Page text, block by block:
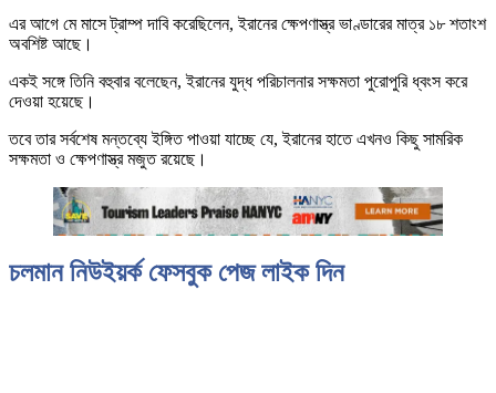
এর আগে মে মাসে ট্রাম্প দাবি করেছিলেন, ইরানের ক্ষেপণাস্ত্র ভাণ্ডারের মাত্র ১৮ শতাংশ
অবশিষ্ট আছে।
একই সঙ্গে তিনি বহুবার বলেছেন, ইরানের যুদ্ধ পরিচালনার সক্ষমতা পুরোপুরি ধ্বংস করে
দেওয়া হয়েছে।
তবে তার সর্বশেষ মন্তব্যে ইঙ্গিত পাওয়া যাচ্ছে যে, ইরানের হাতে এখনও কিছু সামরিক
সক্ষমতা ও ক্ষেপণাস্ত্র মজুত রয়েছে।
চলমান নিউইয়র্ক ফেসবুক পেজ লাইক দিন